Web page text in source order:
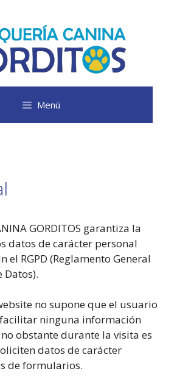
Menú
GORDITOS garantiza la
datos de carácter personal
el RGPD (Reglamento General
Datos).
no supone que el usuario
ninguna información
obstante durante la visita es
datos de carácter
de formularios.